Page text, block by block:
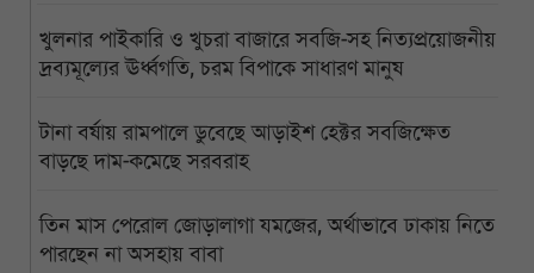
খুলনার পাইকারি ও খুচরা বাজারে সবজি-সহ নিত্যপ্রয়োজনীয়
দ্রব্যমূল্যের ঊর্ধ্বগতি, চরম বিপাকে সাধারণ মানুষ
টানা বর্ষায় রামপালে ডুবেছে আড়াইশ হেক্টর সবজিক্ষেত
বাড়ছে দাম-কমেছে সরবরাহ
তিন মাস পেরোল জোড়ালাগা যমজের, অর্থাভাবে ঢাকায় নিতে
পারছেন না অসহায় বাবা